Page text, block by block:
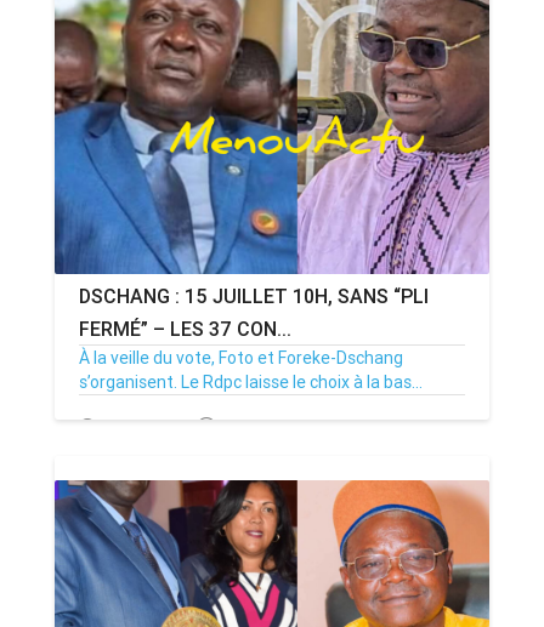
DSCHANG : 15 JUILLET 10H, SANS “PLI
FERMÉ” – LES 37 CON...
À la veille du vote, Foto et Foreke-Dschang
s’organisent. Le Rdpc laisse le choix à la bas...
14/07/26 Par MenouActu 0